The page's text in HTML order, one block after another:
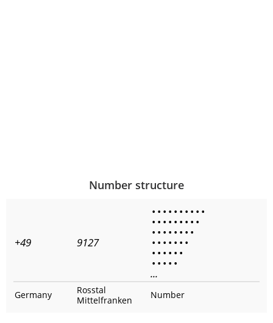
Number structure
+49 9127
• • • • • • • • • •
• • • • • • • • •
• • • • • • • •
• • • • • • •
• • • • • •
• • • • •
...
Germany
Rosstal
Mittelfranken
Number